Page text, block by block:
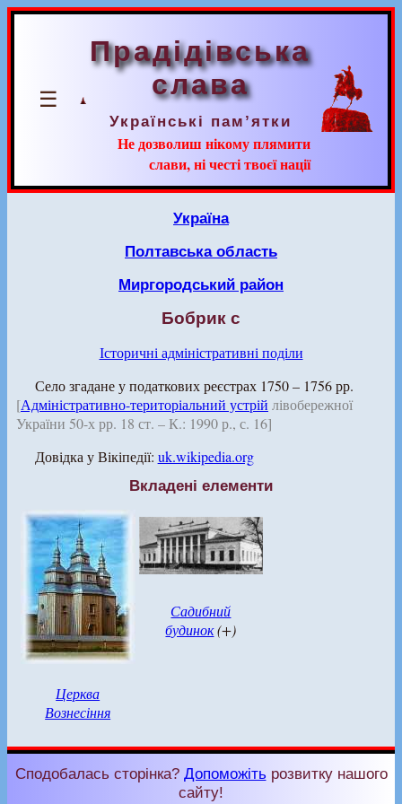
☰
Прадідівська
слава
Українські пам’ятки
Не дозволиш нікому плямити
слави, ні честі твоєї нації
Україна
Полтавська область
Миргородський район
Бобрик с
Історичні адміністративні поділи
Село згадане у податкових реєстрах 1750 – 1756 рр.
[Адміністративно-територіальний устрій лівобережної
України 50-х рр. 18 ст. – К.: 1990 р., с. 16]
Довідка у Вікіпедії: uk.wikipedia.org
Вкладені елементи
Церква
Вознесіння
Садибний
будинок(+)
Сподобалась сторінка? Допоможіть розвитку нашого
сайту!